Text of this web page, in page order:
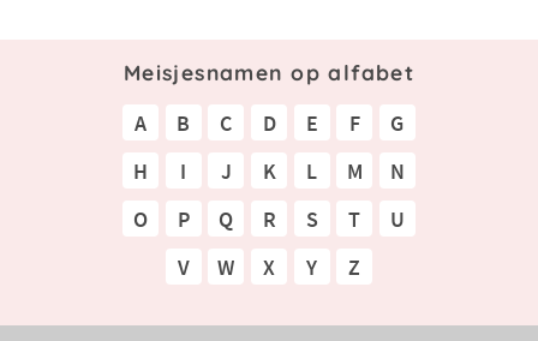
Meisjesnamen op alfabet
A B C D E F
G
H
I J K L M
N
O
P Q R S T
U
V
W X Y Z